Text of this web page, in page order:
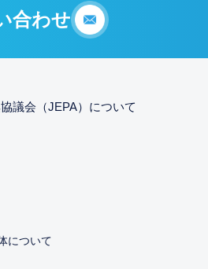
合わせ
議会（JEPA）について
について